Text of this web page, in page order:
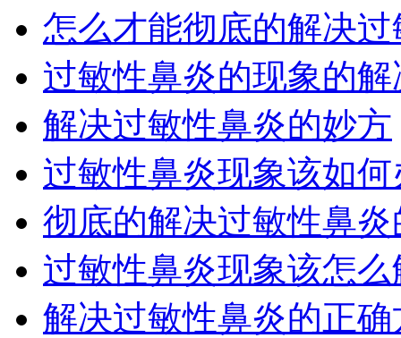
怎么才能彻底的解决过
过敏性鼻炎的现象的
解决过敏性鼻炎的妙方
过敏性鼻炎现象该如何
彻底的解决过敏性鼻
过敏性鼻炎现象该怎么
解决过敏性鼻炎的正确